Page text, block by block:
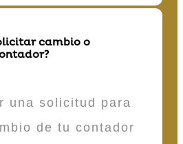
cambio o
una solicitud para
de tu contador